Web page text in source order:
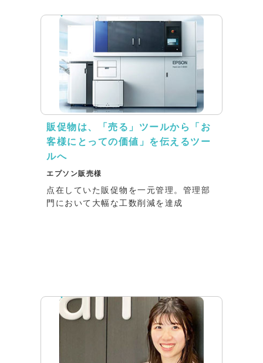
販促物は、「売る」ツールから「お
客様にとっての価値」を伝えるツー
ルへ
エプソン販売様
点在していた販促物を一元管理。管理部
門において大幅な工数削減を達成